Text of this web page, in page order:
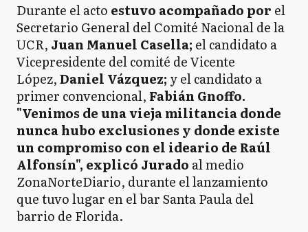
Durante el acto estuvo acompañado por el
Secretario General del Comité Nacional de la
UCR, Juan Manuel Casella; el candidato a
Vicepresidente del comité de Vicente
López,Daniel Vázquez; y el candidato a
primer convencional, Fabián Gnoffo.
"Venimos de una vieja militancia donde
nunca hubo exclusiones y donde existe
un compromiso con el ideario de Raúl
Alfonsín", explicó Jurado al medio
ZonaNorteDiario, durante el lanzamiento
que tuvo lugar en el bar Santa Paula del
barrio de Florida.